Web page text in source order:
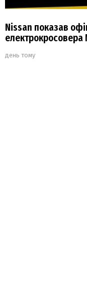
Nissan показав
електрокросовера
день тому